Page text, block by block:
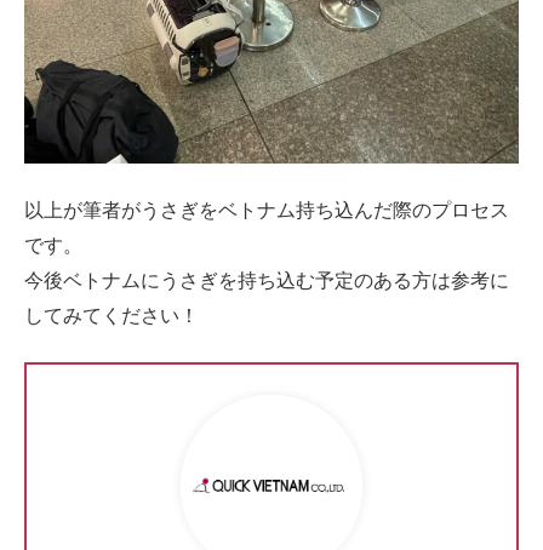
以上が筆者がうさぎをベトナム持ち込んだ際のプロセス
です。
今後ベトナムにうさぎを持ち込む予定のある方は参考に
してみてください！